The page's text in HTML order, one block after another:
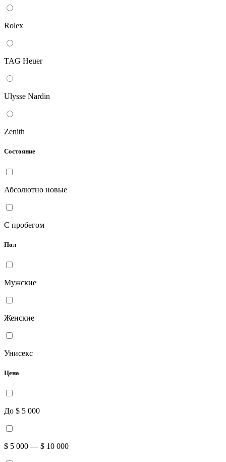
Rolex
TAG Heuer
Ulysse Nardin
Zenith
Состояние
Абсолютно новые
С пробегом
Пол
Мужские
Женские
Унисекс
Цена
До $ 5 000
$ 5 000 — $ 10 000